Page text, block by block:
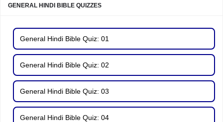
GENERAL HINDI BIBLE QUIZZES
General Hindi Bible Quiz: 01
General Hindi Bible Quiz: 02
General Hindi Bible Quiz: 03
General Hindi Bible Quiz: 04